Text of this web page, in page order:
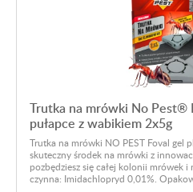
Trutka na mrówki No Pest®
pułapce z wabikiem 2x5g
Trutka na mrówki NO PEST Foval gel
skuteczny środek na mrówki z
pozbędziesz się całej kolonii mrówek
czynna: Imidachlopryd 0,01%.